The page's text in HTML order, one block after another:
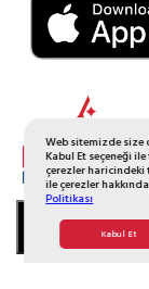
Web sitemizde size
Kabul Et seçeneği
çerezler haricindeki
ile çerezler
Politikası
Kabul Et
© 2026